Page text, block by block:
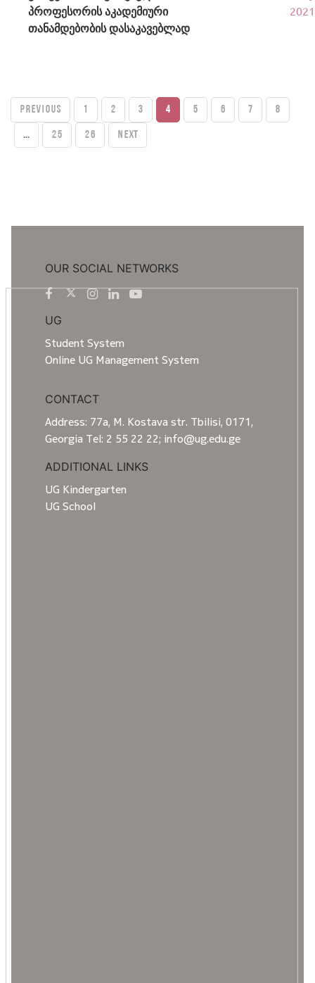
პროფესორის აკადემიური
თანამდებობის დასაკავებლად
2021
PREVIOUS 1 2 3 4 5 6 7 8
... 25 26 Next
OUR SOCIAL NETWORKS
UG
Student System
Online UG Management System
CONTACT
Address: 77a, M. Kostava str. Tbilisi, 0171,
Georgia Tel: 2 55 22 22; info@ug.edu.ge
ADDITIONAL LINKS
UG Kindergarten
UG School